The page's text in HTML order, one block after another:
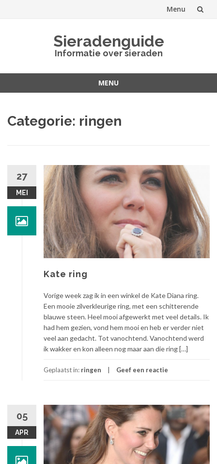
Menu
Sieradenguide
Informatie over sieraden
MENU
inhoud
Categorie: ringen
27
MEI
Kate ring
Vorige week zag ik in een winkel de Kate Diana ring.
Een mooie zilverkleurige ring, met een schitterende
blauwe steen. Heel mooi afgewerkt met veel details. Ik
had hem gezien, vond hem mooi en heb er verder niet
veel aan gedacht. Tot vanochtend. Vanochtend werd
ik wakker en kon alleen nog maar aan die ring […]
Geplaatst in: ringen Geef een reactie
05
APR